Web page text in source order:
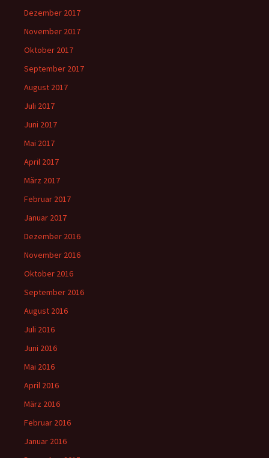
Dezember 2017
November 2017
Oktober 2017
September 2017
August 2017
Juli 2017
Juni 2017
Mai 2017
April 2017
März 2017
Februar 2017
Januar 2017
Dezember 2016
November 2016
Oktober 2016
September 2016
August 2016
Juli 2016
Juni 2016
Mai 2016
April 2016
März 2016
Februar 2016
Januar 2016